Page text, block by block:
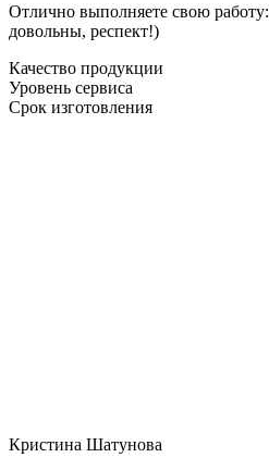
Отлично выполняете свою
довольны, респект!)
Качество продукции
Уровень сервиса
Срок изготовления
Кристина Шатунова